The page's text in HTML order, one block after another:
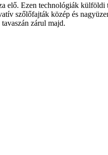
elő. Ezen technológiák külföldi
szőlőfajták közép és
zárul majd.